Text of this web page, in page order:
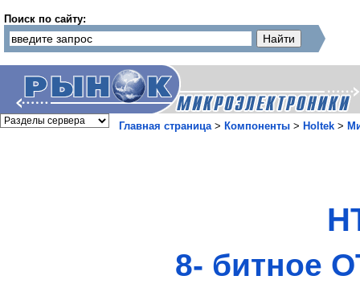
Поиск по сайту:
Главная страница> Компоненты > Holtek >
8- битное